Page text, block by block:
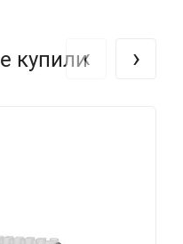
купили
‹ ›